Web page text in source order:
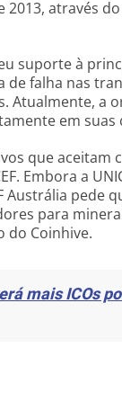
através
suporte à
de falha nas
Atualmente, a
em suas
que aceitam
Embora a
pede
para
do Coinhive.
mais ICOs